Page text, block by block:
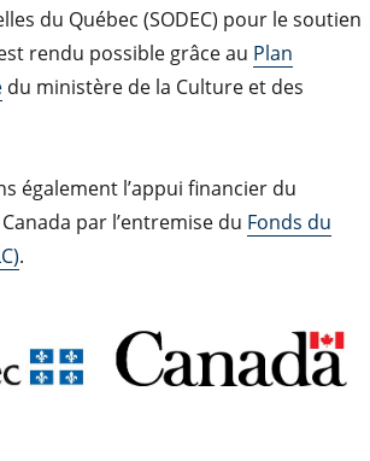
du Québec (SODEC) pour le soutien
rendu possible grâce au Plan
du ministère de la Culture et des
également l’appui financier du
par l’entremise du Fonds du
.